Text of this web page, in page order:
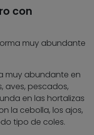
con
muy abundante
muy abundante en
aves, pescados,
en las hortalizas
la cebolla, los ajos,
tipo de coles.